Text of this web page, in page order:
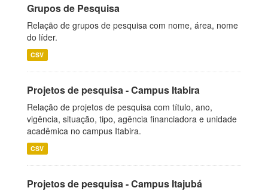
Grupos de Pesquisa
Relação de grupos de pesquisa com nome, área, nome
do líder.
CSV
Projetos de pesquisa - Campus Itabira
Relação de projetos de pesquisa com título, ano,
vigência, situação, tipo, agência financiadora e unidade
acadêmica no campus Itabira.
CSV
Projetos de pesquisa - Campus Itajubá